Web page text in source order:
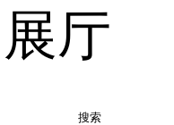
厅
搜索